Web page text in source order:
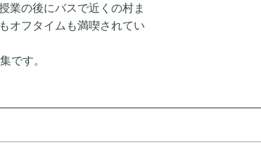
業の後にバスで近くの村ま
オフタイムも満喫されてい
です。